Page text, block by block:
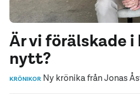
Är vi förälskade i
nytt?
KRÖNIKOR Ny krönika från Jonas